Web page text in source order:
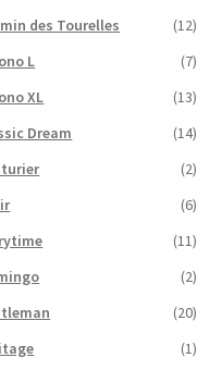
des Tourelles
(12)
L
(7)
XL
(13)
Dream
(14)
(2)
(6)
(11)
(2)
(20)
(1)